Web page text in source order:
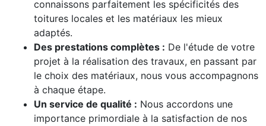
connaissons parfaitement les spécificités des
toitures locales et les matériaux les mieux
adaptés.
Des prestations complètes : De l'étude de votre
projet à la réalisation des travaux, en passant par
le choix des matériaux, nous vous accompagnons
à chaque étape.
Un service de qualité : Nous accordons une
importance primordiale à la satisfaction de nos